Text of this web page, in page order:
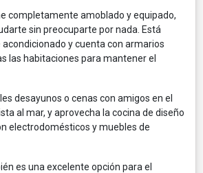
completamente amoblado y equipado,
sin preocuparte por nada. Está
y cuenta con armarios
las habitaciones para mantener el
desayunos o cenas con amigos en el
al mar, y aprovecha la cocina de diseño
electrodomésticos y muebles de
es una excelente opción para el